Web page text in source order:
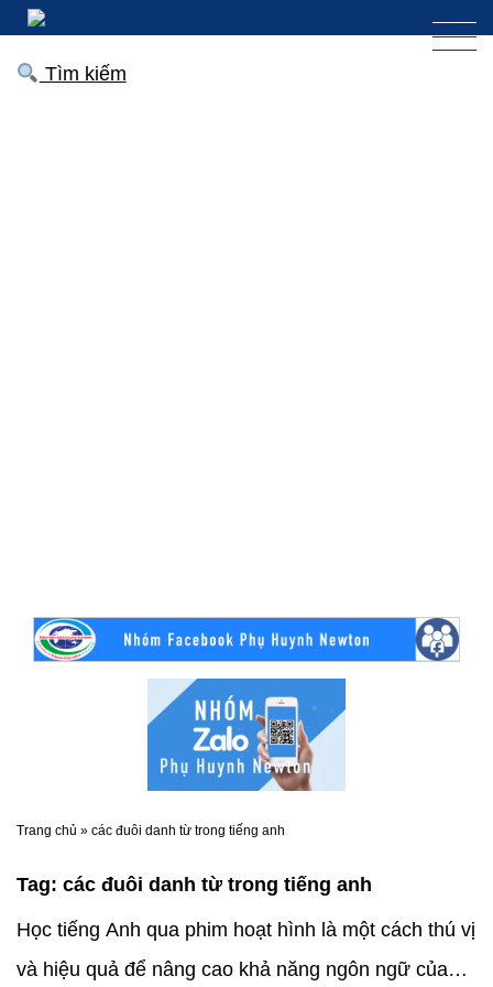
Tìm kiếm
Trang chủ » các đuôi danh từ trong tiếng anh
Tag: các đuôi danh từ trong tiếng anh
Học tiếng Anh qua phim hoạt hình là một cách thú vị
và hiệu quả để nâng cao khả năng ngôn ngữ của